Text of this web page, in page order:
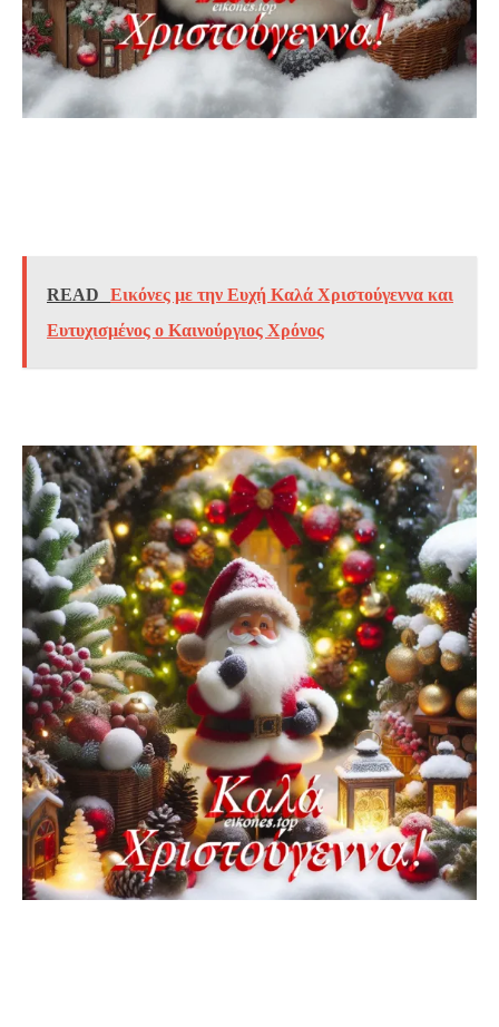
READ
Εικόνες με την Ευχή Καλά Χριστούγεννα και
Ευτυχισμένος ο Καινούργιος Χρόνος